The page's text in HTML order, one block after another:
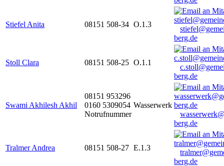
Stiefel Anita 08151 508-34 O.1.3
berg.de
Stoll Clara 08151 508-25 O.1.1
berg.de
Swami Akhilesh Akhil
08151 953296
0160 5309054
Notrufnummer
Wasserwerk
berg.de
Tralmer Andrea 08151 508-27 E.1.3
berg.de